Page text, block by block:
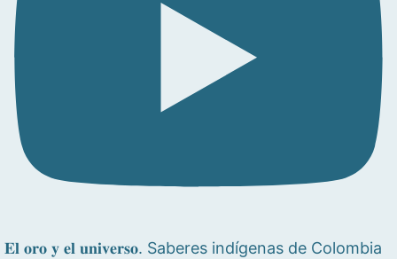
𝐄𝐥 𝐨𝐫𝐨 𝐲 𝐞𝐥 𝐮𝐧𝐢𝐯𝐞𝐫𝐬𝐨. Saberes indígenas de Colombia